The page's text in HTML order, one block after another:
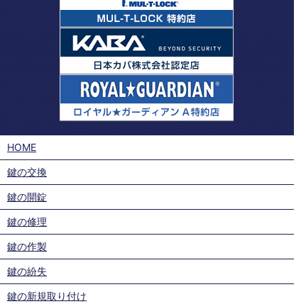
HOME
鍵の交換
鍵の開錠
鍵の修理
鍵の作製
鍵の紛失
鍵の新規取り付け